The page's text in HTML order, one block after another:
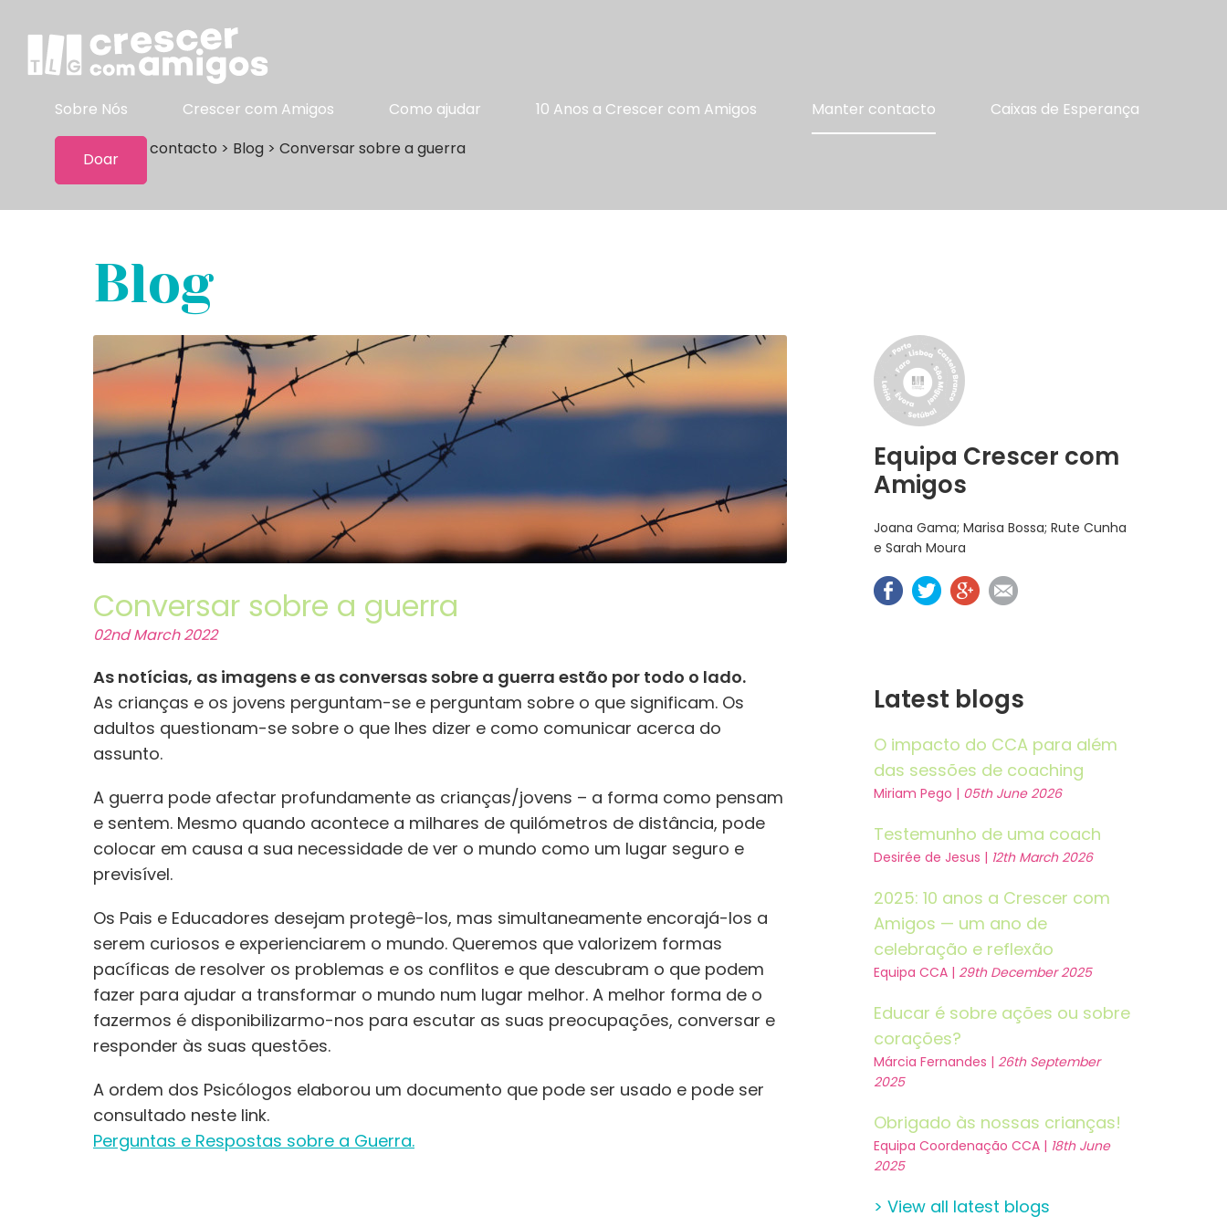
Sobre Nós Crescer com Amigos Como ajudar 10 Anos a Crescer com Amigos Manter contacto Caixas de Esperança
Doar
Manter contacto > Blog > Conversar sobre a guerra
Blog
Conversar sobre a guerra
02nd March 2022
As notícias, as imagens e as conversas sobre a guerra estão por todo o lado.
As crianças e os jovens perguntam-se e perguntam sobre o que significam. Os
adultos questionam-se sobre o que lhes dizer e como comunicar acerca do
assunto.
A guerra pode afectar profundamente as crianças/jovens – a forma como pensam
e sentem. Mesmo quando acontece a milhares de quilómetros de distância, pode
colocar em causa a sua necessidade de ver o mundo como um lugar seguro e
previsível.
Os Pais e Educadores desejam protegê-los, mas simultaneamente encorajá-los a
serem curiosos e experienciarem o mundo. Queremos que valorizem formas
pacíficas de resolver os problemas e os conflitos e que descubram o que podem
fazer para ajudar a transformar o mundo num lugar melhor. A melhor forma de o
fazermos é disponibilizarmo-nos para escutar as suas preocupações, conversar e
responder às suas questões.
A ordem dos Psicólogos elaborou um documento que pode ser usado e pode ser
consultado neste link.
Perguntas e Respostas sobre a Guerra.
Equipa Crescer com
Amigos
Joana Gama; Marisa Bossa; Rute Cunha
e Sarah Moura
Latest blogs
O impacto do CCA para além
das sessões de coaching
Miriam Pego | 05th June 2026
Testemunho de uma coach
Desirée de Jesus | 12th March 2026
2025: 10 anos a Crescer com
Amigos — um ano de
celebração e reflexão
Equipa CCA | 29th December 2025
Educar é sobre ações ou sobre
corações?
Márcia Fernandes | 26th September
2025
Obrigado às nossas crianças!
Equipa Coordenação CCA | 18th June
2025
> View all latest blogs